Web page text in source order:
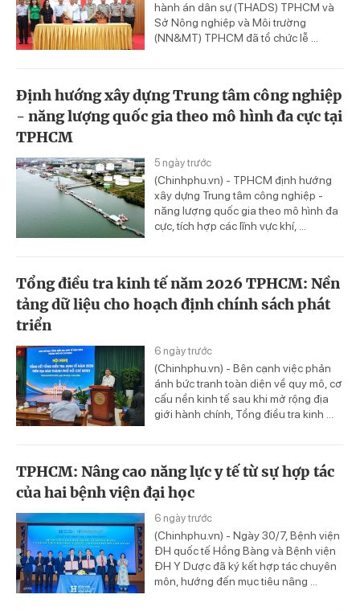
hành án dân sự (THADS) TPHCM và
Sở Nông nghiệp và Môi trường
(NN&MT) TPHCM đã tổ chức lễ ...
Định hướng xây dựng Trung tâm công nghiệp
- năng lượng quốc gia theo mô hình đa cực tại
TPHCM
5 ngày trước
(Chinhphu.vn) - TPHCM định hướng
xây dựng Trung tâm công nghiệp -
năng lượng quốc gia theo mô hình đa
cực, tích hợp các lĩnh vực khí, ...
Tổng điều tra kinh tế năm 2026 TPHCM: Nền
tảng dữ liệu cho hoạch định chính sách phát
triển
6 ngày trước
(Chinhphu.vn) - Bên cạnh việc phản
ánh bức tranh toàn diện về quy mô, cơ
cấu nền kinh tế sau khi mở rộng địa
giới hành chính, Tổng điều tra kinh ...
TPHCM: Nâng cao năng lực y tế từ sự hợp tác
của hai bệnh viện đại học
6 ngày trước
(Chinhphu.vn) - Ngày 30/7, Bệnh viện
ĐH quốc tế Hồng Bàng và Bệnh viện
ĐH Y Dược đã ký kết hợp tác chuyên
môn, hướng đến mục tiêu nâng ...